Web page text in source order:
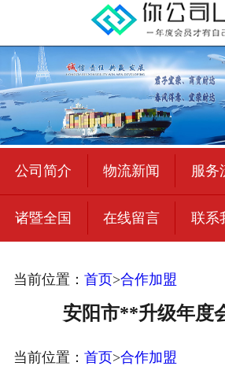
公司简介 物流新闻 服务
诸暨全国 在线留言 联系
当前位置： 首页>合作加盟
安阳市**升级年度
当前位置： 首页>合作加盟